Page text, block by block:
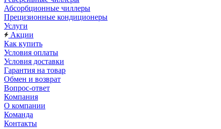
Абсорбционные чиллеры
Прецизионные кондиционеры
Услуги
Акции
Как купить
Условия оплаты
Условия доставки
Гарантия на товар
Обмен и возврат
Вопрос-ответ
Компания
О компании
Команда
Контакты